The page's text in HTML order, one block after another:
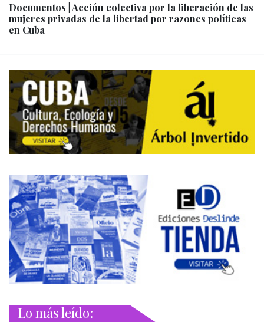
Documentos | Acción colectiva por la liberación de las
mujeres privadas de la libertad por razones políticas
en Cuba
Lo más leído: